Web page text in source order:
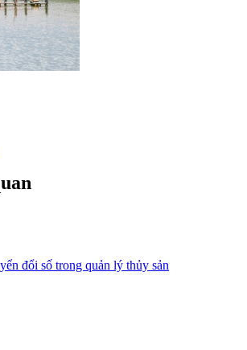
đổi số trong quản lý thủy sản